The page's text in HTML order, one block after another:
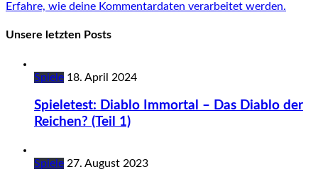
Erfahre, wie deine Kommentardaten verarbeitet werden.
Unsere letzten Posts
Spiele 18. April 2024
Spieletest: Diablo Immortal – Das Diablo der
Reichen? (Teil 1)
Spiele 27. August 2023